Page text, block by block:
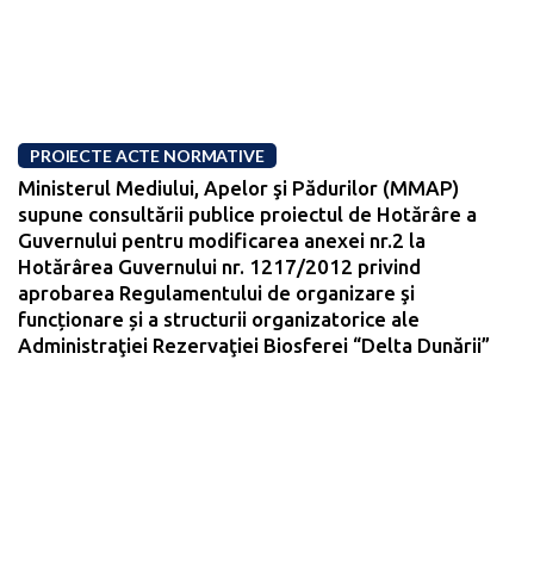
PROIECTE ACTE NORMATIVE
Ministerul Mediului, Apelor şi Pădurilor (MMAP)
supune consultării publice proiectul de Hotărâre a
Guvernului pentru modificarea anexei nr.2 la
Hotărârea Guvernului nr. 1217/2012 privind
aprobarea Regulamentului de organizare şi
funcționare și a structurii organizatorice ale
Administraţiei Rezervaţiei Biosferei “Delta Dunării”